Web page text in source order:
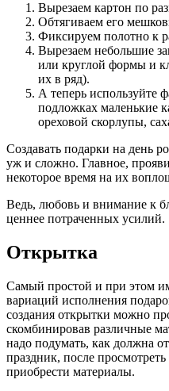
Вырезаем картон по
Обтягиваем его
Фиксируем полотно к
Вырезаем небольшие
или круглой формы и
их в ряд).
А теперь используйте
подложках маленькие
ореховой скорлупы,
Создавать подарки на день
уж и сложно. Главное,
некоторое время на их
Ведь, любовь и внимание к
ценнее потраченных усилий.
Открытка
Самый простой и при этом
вариаций исполнения
создания открытки можно
скомбинировав различные
надо подумать, как должна
праздник, после просмотреть
приобрести материалы.